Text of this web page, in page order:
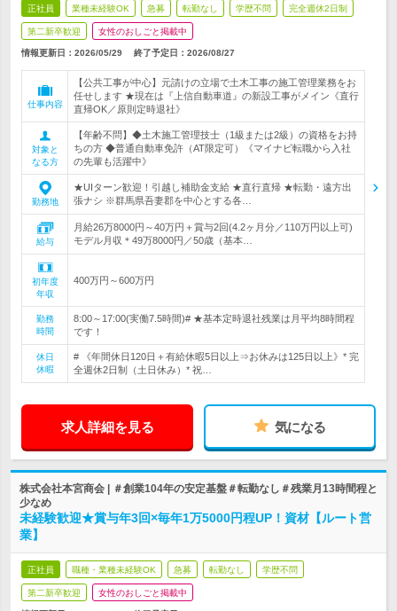
正社員 業種未経験OK 急募 転勤なし 学歴不問 完全週休2日制
第二新卒歓迎 女性のおしごと掲載中
情報更新日：2026/05/29 終了予定日： 2026/08/27
仕事内容
【公共工事が中心】元請けの立場で土木工事の施工管理業務をお
任せします ★現在は『上信自動車道』の新設工事がメイン《直行
直帰OK／原則定時退社》
対象と
なる方
【年齢不問】◆土木施工管理技士（1級または2級）の資格をお持
ちの方 ◆普通自動車免許（AT限定可）《マイナビ転職から入社
の先輩も活躍中》
勤務地
★UIターン歓迎！引越し補助金支給 ★直行直帰 ★転勤・遠方出
張ナシ ※群馬県吾妻郡を中心とする各…
給与
月給26万8000円～40万円＋賞与2回(4.2ヶ月分／110万円以上可)
モデル月収＊49万8000円／50歳（基本…
初年度
年収
400万円～600万円
勤務
時間
8:00～17:00(実働7.5時間)# ★基本定時退社残業は月平均8時間程
です！
休日
休暇
# 《年間休日120日＋有給休暇5日以上⇒お休みは125日以上》* 完
全週休2日制（土日休み）* 祝…
求人詳細を見る 気になる
株式会社本宮商会 | ＃創業104年の安定基盤＃転勤なし＃残業月13時間程と
少なめ
未経験歓迎★賞与年3回×毎年1万5000円程UP！資材【ルート営
業】
正社員 職種・業種未経験OK 急募 転勤なし 学歴不問
第二新卒歓迎 女性のおしごと掲載中